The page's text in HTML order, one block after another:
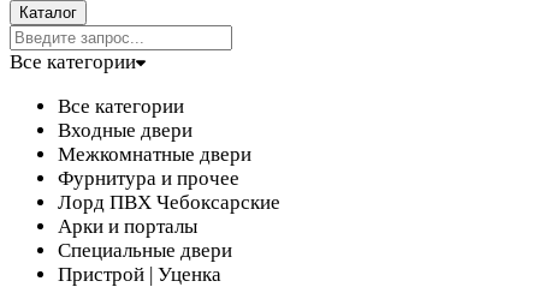
Каталог
Все категории
Все категории
Входные двери
Межкомнатные двери
Фурнитура и прочее
Лорд ПВХ Чебоксарские
Арки и порталы
Специальные двери
Пристрой | Уценка